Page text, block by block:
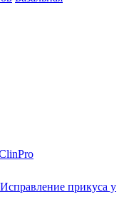
Исправление прикуса у